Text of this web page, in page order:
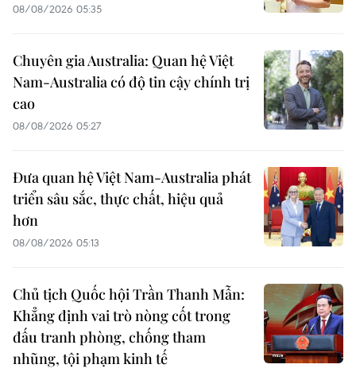
08/08/2026 05:35
Chuyên gia Australia: Quan hệ Việt
Nam-Australia có độ tin cậy chính trị
cao
08/08/2026 05:27
Đưa quan hệ Việt Nam-Australia phát
triển sâu sắc, thực chất, hiệu quả
hơn
08/08/2026 05:13
Chủ tịch Quốc hội Trần Thanh Mẫn:
Khẳng định vai trò nòng cốt trong
đấu tranh phòng, chống tham
nhũng, tội phạm kinh tế